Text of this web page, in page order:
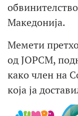
Македонија.
Мемети
од ЈОРСМ,
како член на
која ја